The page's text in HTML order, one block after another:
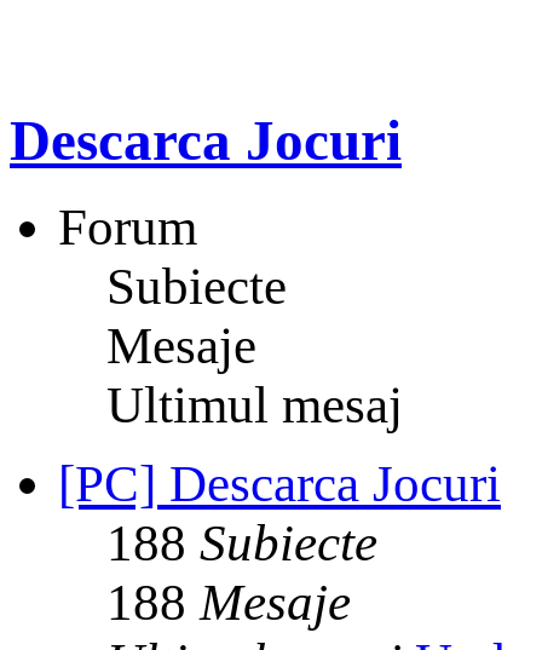
Descarca Jocuri
Forum
Subiecte
Mesaje
Ultimul mesaj
[PC] Descarca Jocuri
188 Subiecte
188 Mesaje